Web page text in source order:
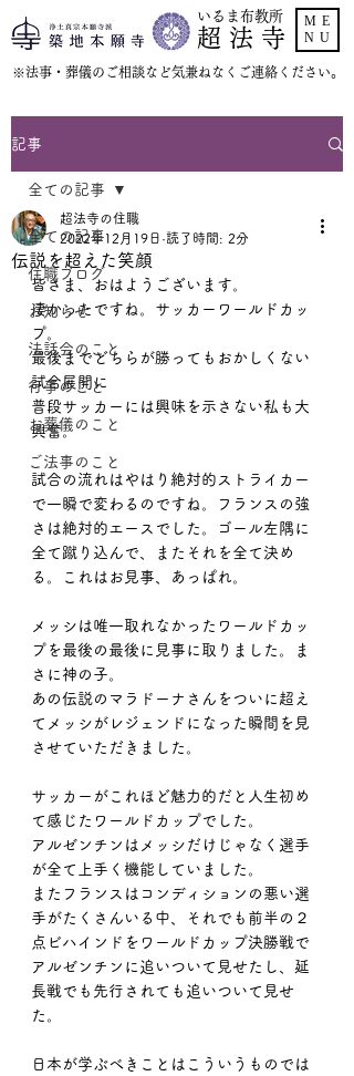
いるま布教所
超 法 寺
​※法事・葬儀のご相談など気兼ねなくご連絡ください。
ME
NU
記事
全ての記事
住職ブログ
お知らせ
法話会のこと
行事のこと
お葬儀のこと
ご法事のこと
全ての記事
伝説を超えた笑顔
超法寺の住職
2022年12月19日 読了時間: 2分
皆さま、おはようございます。
凄かったですね。サッカーワールドカッ
プ。
最後までどちらが勝ってもおかしくない
試合展開に
普段サッカーには興味を示さない私も大
興奮。
試合の流れはやはり絶対的ストライカー
で一瞬で変わるのですね。フランスの強
さは絶対的エースでした。ゴール左隅に
全て蹴り込んで、またそれを全て決め
る。これはお見事、あっぱれ。
メッシは唯一取れなかったワールドカッ
プを最後の最後に見事に取りました。ま
さに神の子。
あの伝説のマラドーナさんをついに超え
てメッシがレジェンドになった瞬間を見
させていただきました。
サッカーがこれほど魅力的だと人生初め
て感じたワールドカップでした。
アルゼンチンはメッシだけじゃなく選手
が全て上手く機能していました。
またフランスはコンディションの悪い選
手がたくさんいる中、それでも前半の２
点ビハインドをワールドカップ決勝戦で
アルゼンチンに追いついて見せたし、延
長戦でも先行されても追いついて見せ
た。
日本が学ぶべきことはこういうものでは